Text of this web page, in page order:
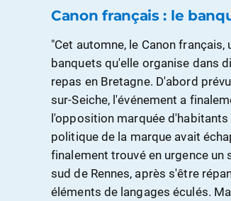
Canon français : le
"Cet automne, le Canon
banquets qu'elle organise dans
repas en Bretagne. D'abord
sur-Seiche, l'événement a
l'opposition marquée
politique de la marque avait
finalement trouvé en urgence un
sud de Rennes, après s'être
éléments de langages éculés.